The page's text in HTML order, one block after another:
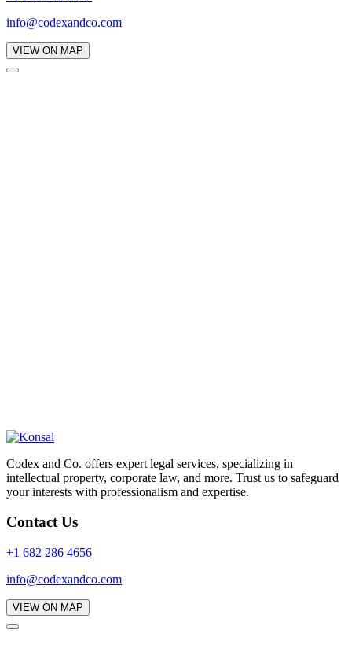
info@codexandco.com
VIEW ON MAP
Codex and Co. offers expert legal services, specializing in
intellectual property, corporate law, and more. Trust us to safeguard
your interests with professionalism and expertise.
Contact Us
+1 682 286 4656
info@codexandco.com
VIEW ON MAP